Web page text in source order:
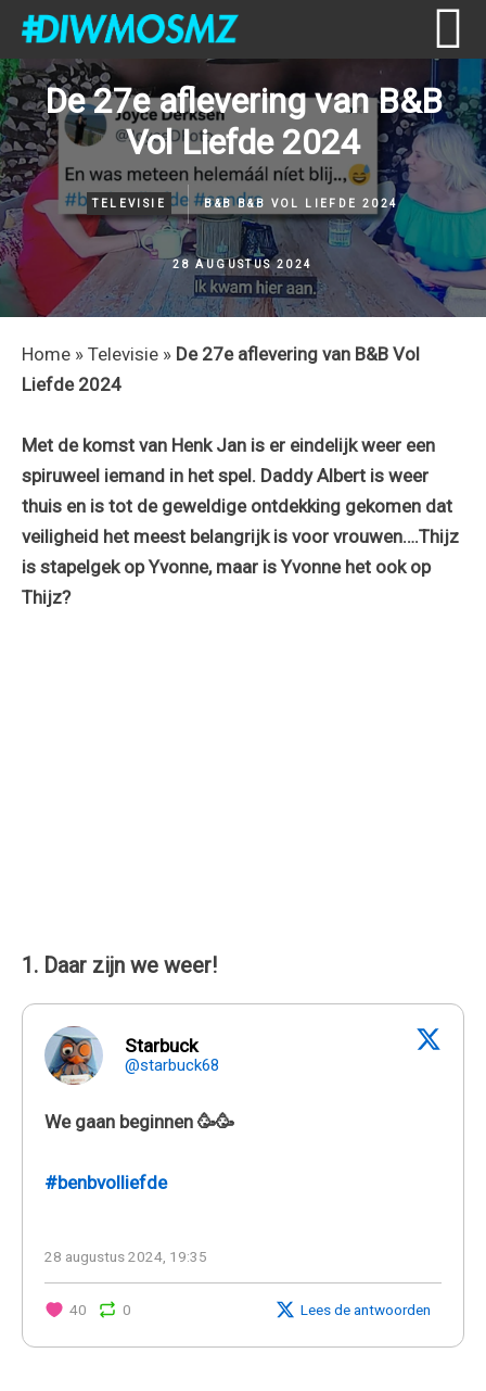
Skip
to
primary
navigation
Skip
to
content
Skip
to
primary
sidebar
Skip
to
footer
De 27e aflevering van B&B
Vol Liefde 2024
TELEVISIE B&B B&B VOL LIEFDE 2024
28 AUGUSTUS 2024
Home » Televisie » De 27e aflevering van B&B Vol
Liefde 2024
Met de komst van Henk Jan is er eindelijk weer een
spiruweel iemand in het spel. Daddy Albert is weer
thuis en is tot de geweldige ontdekking gekomen dat
veiligheid het meest belangrijk is voor vrouwen….Thijz
is stapelgek op Yvonne, maar is Yvonne het ook op
Thijz?
1. Daar zijn we weer!
Starbuck
@starbuck68
We gaan beginnen 🥳🥳
#benbvolliefde
28 augustus 2024, 19:35
40 0 Lees de antwoorden